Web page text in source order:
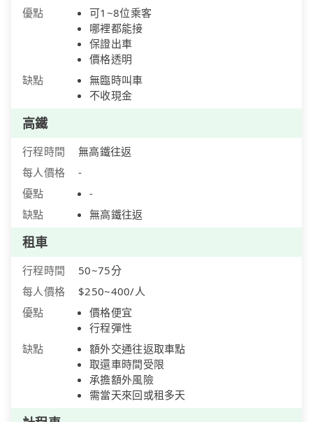
優點
可1~8位乘客
哪裡都能接
保證出車
價格透明
缺點
無臨時叫車
不收現金
高鐵
行程時間
無高鐵往返
每人價格
-
優點
-
缺點
無高鐵往返
租車
行程時間
50~75分
每人價格
$250~400/人
優點
價格便宜
行程彈性
缺點
額外交通往返取車點
取還車時間受限
承擔額外風險
需當天來回或租多天